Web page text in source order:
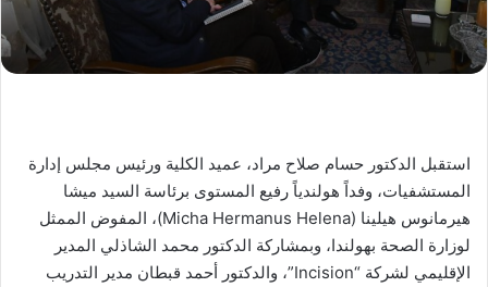
استقبل الدكتور حسام صلاح مراد، عميد الكلية ورئيس مجلس إدارة
المستشفيات، وفداً هولندياً رفيع المستوى برئاسة السيد ميشا
هيرمانوس هيلينا (Micha Hermanus Helena)، المفوض الممثل
لوزارة الصحة بهولندا، وبمشاركة الدكتور محمد الشاذلي المدير
الإقليمي لشركة “Incision”، والدكتور أحمد قبطان مدير التدريب